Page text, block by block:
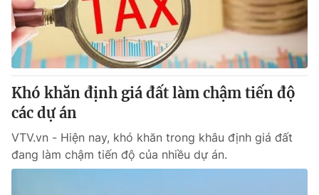
Thế giới đó đây
Câu chuyện quốc tế
Tài chính
Thị trường
Góc doanh nghiệp
Dữ liệu và đời sống
Truyền hình
Phim VTV
Hậu trường
Nhân vật
Giải trí
Điện ảnh
Âm nhạc
Đời sống
Khó khăn định giá đất làm chậm tiến độ
các dự án
VTV.vn - Hiện nay, khó khăn trong khâu định giá đất
đang làm chậm tiến độ của nhiều dự án.